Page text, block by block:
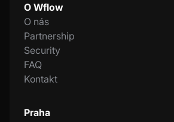
O Wflow
O nás
Partnership
Security
FAQ
Kontakt
Praha